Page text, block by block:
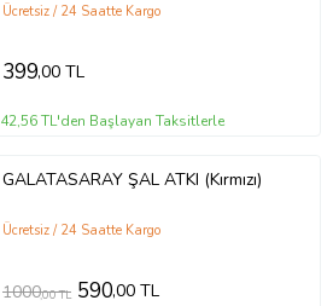
Ücretsiz / 24 Saatte Kargo
399,00 TL
42,56 TL'den Başlayan Taksitlerle
GALATASARAY ŞAL ATKI (Kırmızı)
Ücretsiz / 24 Saatte Kargo
1000,00 TL 590,00 TL